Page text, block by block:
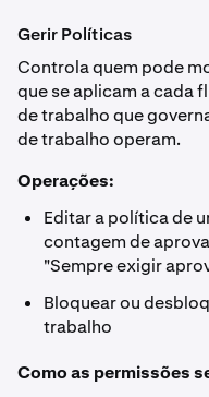
Gerir Políticas
Controla quem pode
que se aplicam a cada
de trabalho que
de trabalho operam.
Operações:
Editar a política de
contagem de
"Sempre exigir
Bloquear ou
trabalho
Como as permissões